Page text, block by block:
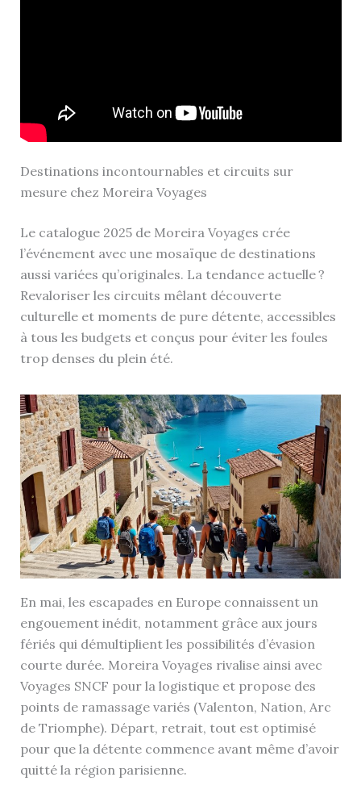
Destinations incontournables et circuits sur
mesure chez Moreira Voyages
Le catalogue 2025 de Moreira Voyages crée
l’événement avec une mosaïque de destinations
aussi variées qu’originales. La tendance actuelle ?
Revaloriser les circuits mêlant découverte
culturelle et moments de pure détente, accessibles
à tous les budgets et conçus pour éviter les foules
trop denses du plein été.
En mai, les escapades en Europe connaissent un
engouement inédit, notamment grâce aux jours
fériés qui démultiplient les possibilités d’évasion
courte durée. Moreira Voyages rivalise ainsi avec
Voyages SNCF pour la logistique et propose des
points de ramassage variés (Valenton, Nation, Arc
de Triomphe). Départ, retrait, tout est optimisé
pour que la détente commence avant même d’avoir
quitté la région parisienne.